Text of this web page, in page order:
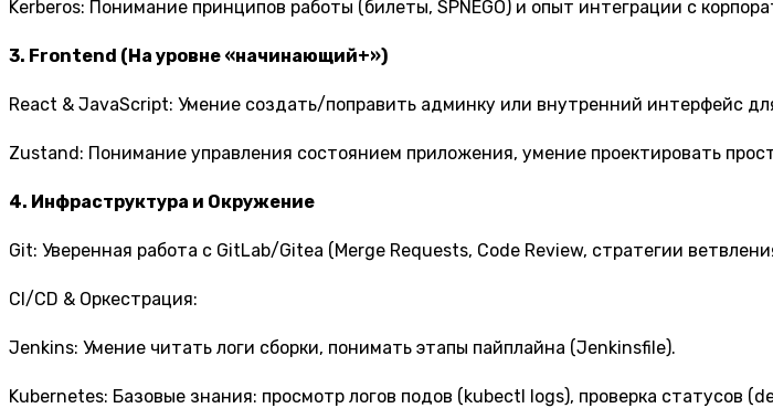
Kerberos: Понимание принципов работы (билеты, SPNEGO) и опыт интеграции с
3. Frontend (На уровне «начинающий+»)
React & JavaScript: Умение создать/поправить админку или внутренний интерфейс
Zustand: Понимание управления состоянием приложения, умение проектировать
4. Инфраструктура и Окружение
Git: Уверенная работа с GitLab/Gitea (Merge Requests, Code Review, стратегии
CI/CD & Оркестрация:
Jenkins: Умение читать логи сборки, понимать этапы пайплайна (Jenkinsfile).
Kubernetes: Базовые знания: просмотр логов подов (kubectl logs), проверка статусов